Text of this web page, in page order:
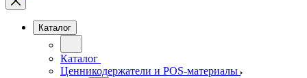
Каталог
Каталог
Ценникодержатели и POS-материалы